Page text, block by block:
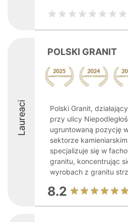
Laureaci
POLSKI GRANIT
Polski Granit,
przy ulicy
ugruntowaną pozycję
sektorze
specjalizuje się w
granitu, koncentrując
wyrobach z granitu
8.2